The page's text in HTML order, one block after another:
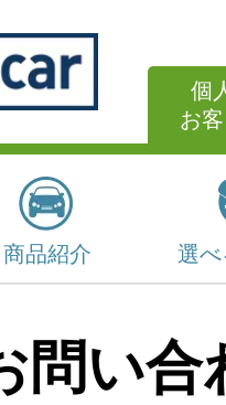
個
お
商品紹介 選
問い合